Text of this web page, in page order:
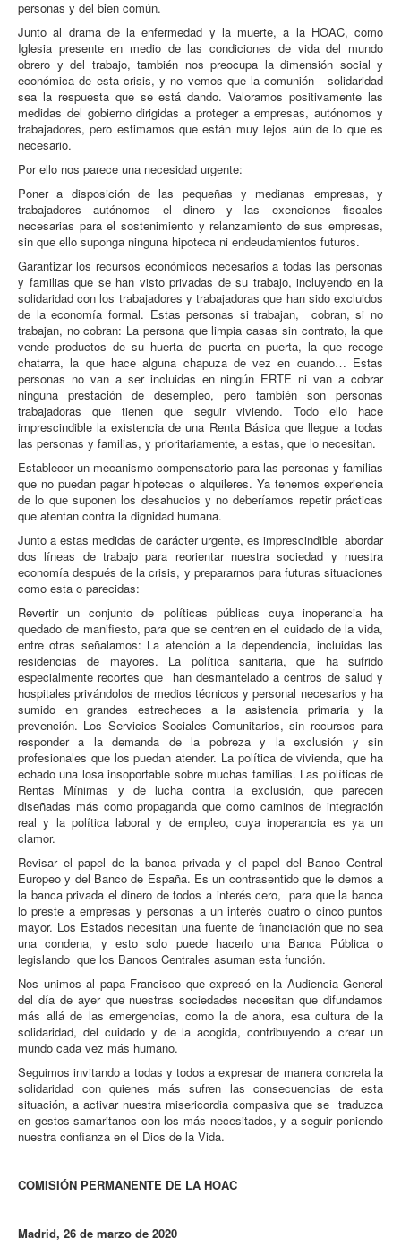
personas y del bien común.
Junto al drama de la enfermedad y la muerte, a la HOAC, como
Iglesia presente en medio de las condiciones de vida del mundo
obrero y del trabajo, también nos preocupa la dimensión social y
económica de esta crisis, y no vemos que la comunión - solidaridad
sea la respuesta que se está dando. Valoramos positivamente las
medidas del gobierno dirigidas a proteger a empresas, autónomos y
trabajadores, pero estimamos que están muy lejos aún de lo que es
necesario.
Por ello nos parece una necesidad urgente:
Poner a disposición de las pequeñas y medianas empresas, y
trabajadores autónomos el dinero y las exenciones fiscales
necesarias para el sostenimiento y relanzamiento de sus empresas,
sin que ello suponga ninguna hipoteca ni endeudamientos futuros.
Garantizar los recursos económicos necesarios a todas las personas
y familias que se han visto privadas de su trabajo, incluyendo en la
solidaridad con los trabajadores y trabajadoras que han sido excluidos
de la economía formal. Estas personas si trabajan, cobran, si no
trabajan, no cobran: La persona que limpia casas sin contrato, la que
vende productos de su huerta de puerta en puerta, la que recoge
chatarra, la que hace alguna chapuza de vez en cuando… Estas
personas no van a ser incluidas en ningún ERTE ni van a cobrar
ninguna prestación de desempleo, pero también son personas
trabajadoras que tienen que seguir viviendo. Todo ello hace
imprescindible la existencia de una Renta Básica que llegue a todas
las personas y familias, y prioritariamente, a estas, que lo necesitan.
Establecer un mecanismo compensatorio para las personas y familias
que no puedan pagar hipotecas o alquileres. Ya tenemos experiencia
de lo que suponen los desahucios y no deberíamos repetir prácticas
que atentan contra la dignidad humana.
Junto a estas medidas de carácter urgente, es imprescindible abordar
dos líneas de trabajo para reorientar nuestra sociedad y nuestra
economía después de la crisis, y prepararnos para futuras situaciones
como esta o parecidas:
Revertir un conjunto de políticas públicas cuya inoperancia ha
quedado de manifiesto, para que se centren en el cuidado de la vida,
entre otras señalamos: La atención a la dependencia, incluidas las
residencias de mayores. La política sanitaria, que ha sufrido
especialmente recortes que han desmantelado a centros de salud y
hospitales privándolos de medios técnicos y personal necesarios y ha
sumido en grandes estrecheces a la asistencia primaria y la
prevención. Los Servicios Sociales Comunitarios, sin recursos para
responder a la demanda de la pobreza y la exclusión y sin
profesionales que los puedan atender. La política de vivienda, que ha
echado una losa insoportable sobre muchas familias. Las políticas de
Rentas Mínimas y de lucha contra la exclusión, que parecen
diseñadas más como propaganda que como caminos de integración
real y la política laboral y de empleo, cuya inoperancia es ya un
clamor.
Revisar el papel de la banca privada y el papel del Banco Central
Europeo y del Banco de España. Es un contrasentido que le demos a
la banca privada el dinero de todos a interés cero, para que la banca
lo preste a empresas y personas a un interés cuatro o cinco puntos
mayor. Los Estados necesitan una fuente de financiación que no sea
una condena, y esto solo puede hacerlo una Banca Pública o
legislando que los Bancos Centrales asuman esta función.
Nos unimos al papa Francisco que expresó en la Audiencia General
del día de ayer que nuestras sociedades necesitan que difundamos
más allá de las emergencias, como la de ahora, esa cultura de la
solidaridad, del cuidado y de la acogida, contribuyendo a crear un
mundo cada vez más humano.
Seguimos invitando a todas y todos a expresar de manera concreta la
solidaridad con quienes más sufren las consecuencias de esta
situación, a activar nuestra misericordia compasiva que se traduzca
en gestos samaritanos con los más necesitados, y a seguir poniendo
nuestra confianza en el Dios de la Vida.
COMISIÓN PERMANENTE DE LA HOAC
Madrid, 26 de marzo de 2020